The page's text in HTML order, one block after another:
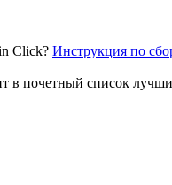
Click? Инструкция по
в почетный список